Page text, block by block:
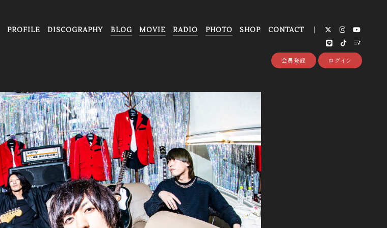
PROFILE DISCOGRAPHY BLOG MOVIE RADIO PHOTO SHOP CONTACT
会員登録 ログイン